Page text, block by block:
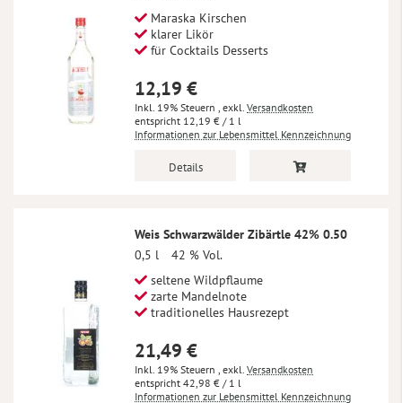
Maraska Kirschen
klarer Likör
für Cocktails Desserts
12,19 €
Inkl. 19% Steuern , exkl. Versandkosten
12,19 € / 1 l
Informationen zur Lebensmittel Kennzeichnung
Details
Weis Schwarzwälder Zibärtle 42% 0.50
0,5 l
42 % Vol.
seltene Wildpflaume
zarte Mandelnote
traditionelles Hausrezept
21,49 €
Inkl. 19% Steuern , exkl. Versandkosten
42,98 € / 1 l
Informationen zur Lebensmittel Kennzeichnung